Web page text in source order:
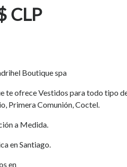
CLP
Boutique spa
te ofrece Vestidos para todo tipo
Primera Comunión, Coctel.
a Medida.
en Santiago.
en